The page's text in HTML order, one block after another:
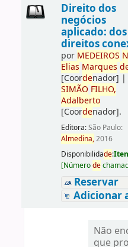
Direito dos
negócios
aplicado: dos
direitos
por MEDEIROS
Elias Marques
[Coordenador] |
SIMÃO FILHO,
Adalberto
[Coordenador].
Editora:São Paulo:
Almedina,2016
Disponibilidade:
[Númerode
Reservar
Adicionar
Não
que